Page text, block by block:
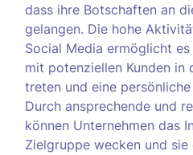
dass ihre Botschaften an
gelangen. Die hohe
Social Media ermöglicht
mit potenziellen Kunden in
treten und eine
Durch ansprechende und
können Unternehmen das
Zielgruppe wecken und